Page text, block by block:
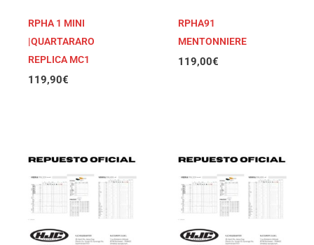
RPHA 1 MINI
|QUARTARARO
REPLICA MC1
119,90€
RPHA91
MENTONNIERE
119,00€